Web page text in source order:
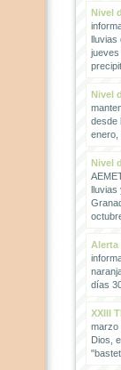
Nivel
lluvias
jueves
Nivel
desde
enero,
Nivel
lluvias
Alerta
días
XXIII
marzo
Dios,